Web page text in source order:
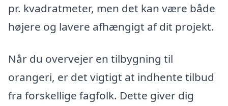
pr. kvadratmeter, men det kan være både
højere og lavere afhængigt af dit projekt.
Når du overvejer en tilbygning til
orangeri, er det vigtigt at indhente tilbud
fra forskellige fagfolk. Dette giver dig